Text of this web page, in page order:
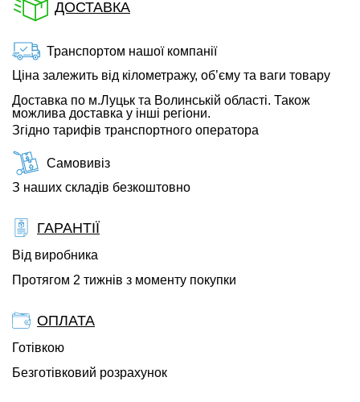
ДОСТАВКА
Транспортом нашої компанії
Ціна залежить від кілометражу, об’єму та ваги товару
Доставка по м.Луцьк та Волинській області. Також
можлива доставка у інші регіони.
Згідно тарифів транспортного оператора
Самовивіз
З наших складів безкоштовно
ГАРАНТІЇ
Від виробника
Протягом 2 тижнів з моменту покупки
ОПЛАТА
Готівкою
Безготівковий розрахунок